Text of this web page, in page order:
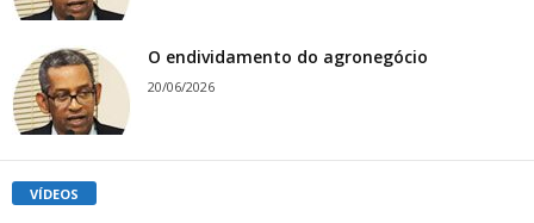
O endividamento do agronegócio
20/06/2026
VÍDEOS